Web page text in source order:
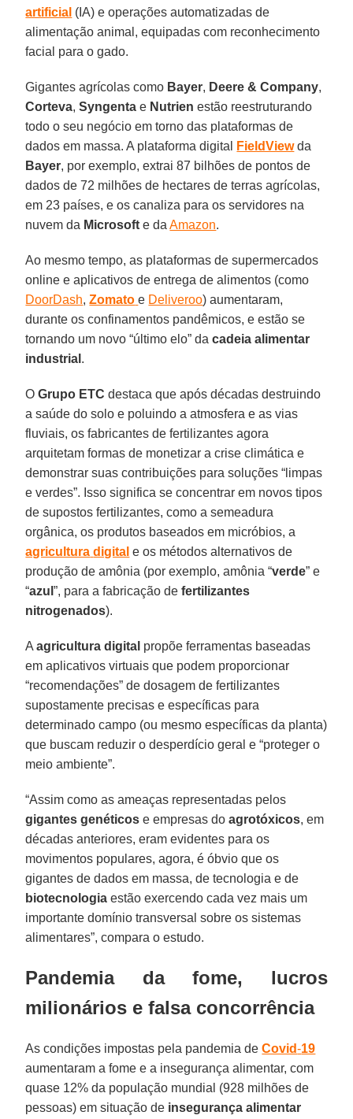
artificial (IA) e operações automatizadas de
alimentação animal, equipadas com reconhecimento
facial para o gado.
Gigantes agrícolas como Bayer, Deere & Company,
Corteva,Syngenta e Nutrien estão reestruturando
todo o seu negócio em torno das plataformas de
dados em massa. A plataforma digital
FieldViewda
Bayer, por exemplo, extrai 87 bilhões de pontos de
dados de 72 milhões de hectares de terras agrícolas,
em 23 países, e os canaliza para os servidores na
nuvem da Microsoft e daAmazon.
Ao mesmo tempo, as plataformas de supermercados
online e aplicativos de entrega de alimentos (como
DoorDash,Zomato e Deliveroo) aumentaram,
durante os confinamentos pandêmicos, e estão se
tornando um novo “último elo” dacadeia alimentar
industrial .
OGrupo ETC destaca que após décadas destruindo
a saúde do solo e poluindo a atmosfera e as vias
fluviais, os fabricantes de fertilizantes agora
arquitetam formas de monetizar a crise climática e
demonstrar suas contribuições para soluções “limpas
e verdes”. Isso significa se concentrar em novos tipos
de supostos fertilizantes, como a semeadura
orgânica, os produtos baseados em micróbios, a
agricultura digital e os métodos alternativos de
produção de amônia (por exemplo, amônia “verde” e
“azul”, para a fabricação defertilizantes
nitrogenados).
Aagricultura digital propõe ferramentas baseadas
em aplicativos virtuais que podem proporcionar
“recomendações” de dosagem de fertilizantes
supostamente precisas e específicas para
determinado campo (ou mesmo específicas da planta)
que buscam reduzir o desperdício geral e “proteger o
meio ambiente”.
“Assim como as ameaças representadas pelos
gigantes genéticos e empresas doagrotóxicos, em
décadas anteriores, eram evidentes para os
movimentos populares, agora, é óbvio que os
gigantes de dados em massa, de tecnologia e de
biotecnologia estão exercendo cada vez mais um
importante domínio transversal sobre os sistemas
alimentares”, compara o estudo.
Pandemia da fome, lucros
milionários e falsa concorrência
As condições impostas pela pandemia deCovid-19
aumentaram a fome e a insegurança alimentar, com
quase 12% da população mundial (928 milhões de
pessoas) em situação de insegurança alimentar